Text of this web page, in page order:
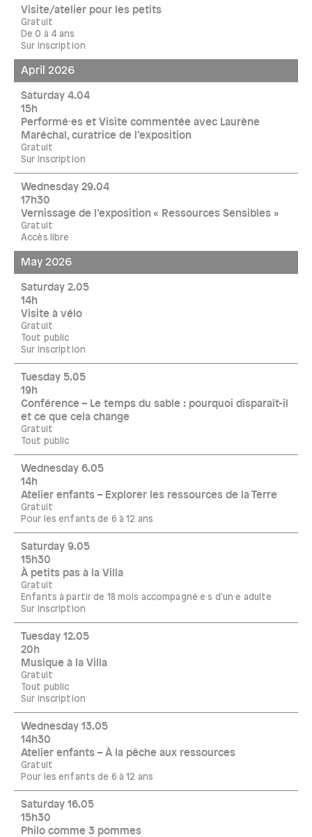
Visite/atelier pour les petits
Gratuit
De 0 à 4 ans
Sur inscription
April 2026
Saturday 4.04
15h
Performé·es et Visite commentée avec Laurène
Maréchal, curatrice de l’exposition
Gratuit
Sur inscription
Wednesday 29.04
17h30
Vernissage de l’exposition « Ressources Sensibles »
Gratuit
Accès libre
May 2026
Saturday 2.05
14h
Visite à vélo
Gratuit
Tout public
Sur inscription
Tuesday 5.05
19h
Conférence – Le temps du sable : pourquoi disparaît-il
et ce que cela change
Gratuit
Tout public
Wednesday 6.05
14h
Atelier enfants – Explorer les ressources de la Terre
Gratuit
Pour les enfants de 6 à 12 ans
Saturday 9.05
15h30
À petits pas à la Villa
Gratuit
Enfants à partir de 18 mois accompagné·e·s d'un·e adulte
Sur inscription
Tuesday 12.05
20h
Musique à la Villa
Gratuit
Tout public
Sur inscription
Wednesday 13.05
14h30
Atelier enfants – À la pêche aux ressources
Gratuit
Pour les enfants de 6 à 12 ans
Saturday 16.05
15h30
Philo comme 3 pommes